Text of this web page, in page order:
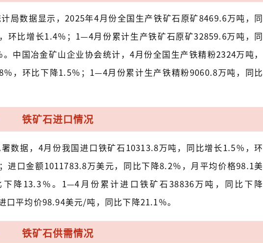
局数据显示，2025年4月份全国生产铁矿石原矿8469.6万吨，同
环比增长1.4％；1—4月份累计生产铁矿石原矿32859.6万吨，同
。中国冶金矿山企业协会统计，4月份全国生产铁精粉2324万吨，
％，环比下降1.5％；1—4月份累计生产铁精粉9060.8万吨，同比
铁矿石进口情况
数据，4月份我国进口铁矿石10313.8万吨，同比增长1.5％，环
进口金额1011783.8万美元，同比下降8.2％，月平均价格98.1美
降13.3％。1—4月份累计进口铁矿石38836万吨，同比下降
口平均价98.94美元/吨，同比下降21.1％。
铁矿石供需情况